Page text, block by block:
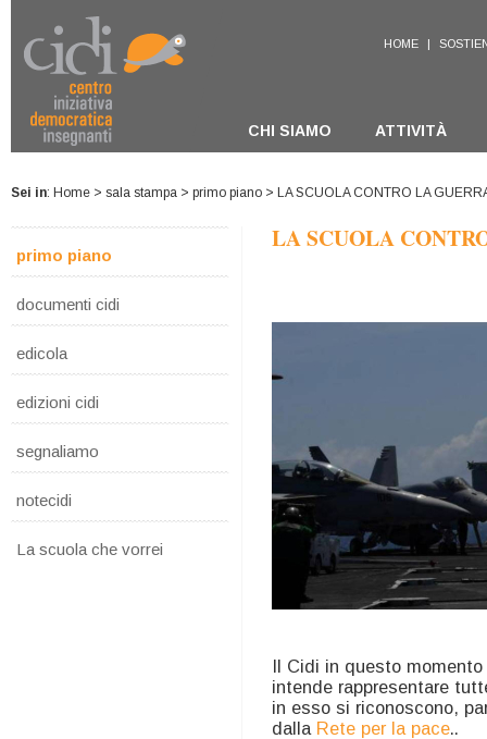
HOME |
CHI SIAMO ATTIVITÀ
Sei in: Home > sala stampa > primo piano > LA SCUOLA CONTRO LA
primo piano
documenti cidi
edicola
edizioni cidi
segnaliamo
notecidi
La scuola che vorrei
LA SCUOLA
Il Cidi in questo
intende rappresentare
in esso si riconoscono,
dalla Rete per la pace..